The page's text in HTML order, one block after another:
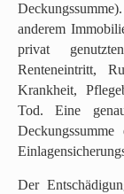
anderem
privat
Renteneintritt,
Krankheit,
Tod. Eine
Der